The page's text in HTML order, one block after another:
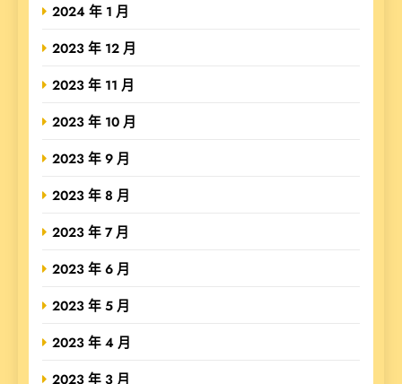
2024 年 1 月
2023 年 12 月
2023 年 11 月
2023 年 10 月
2023 年 9 月
2023 年 8 月
2023 年 7 月
2023 年 6 月
2023 年 5 月
2023 年 4 月
2023 年 3 月